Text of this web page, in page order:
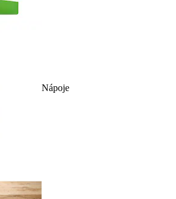
Nápoje